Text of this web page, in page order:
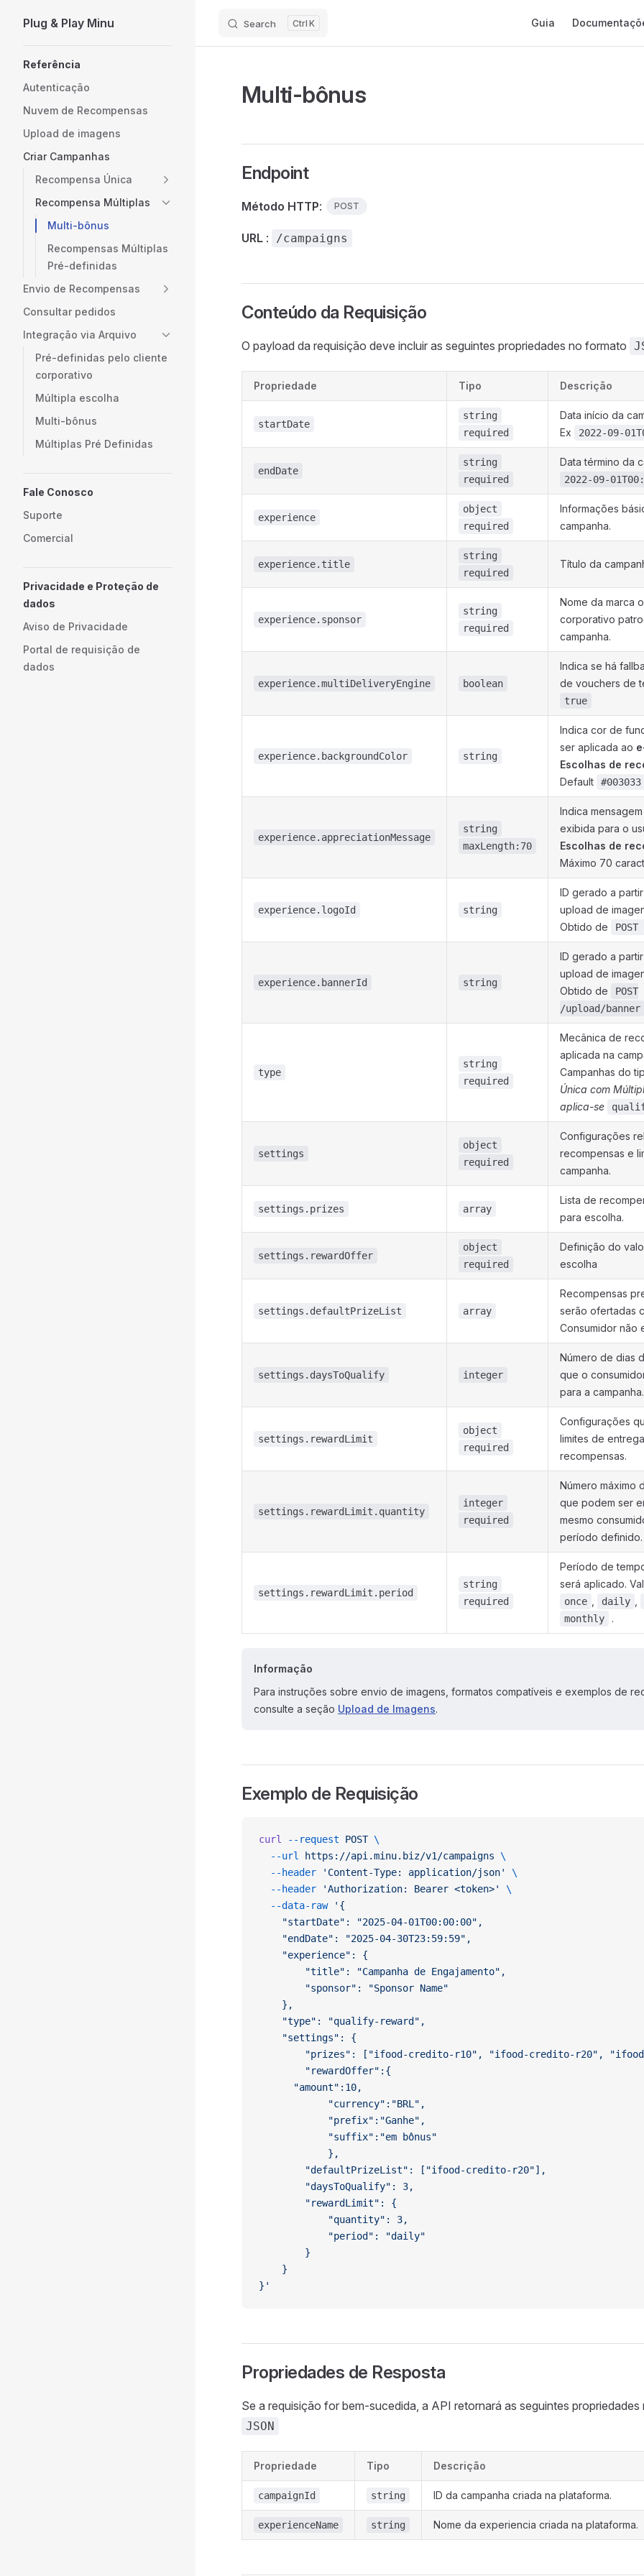
Skip to content
Plug & Play Minu Search K Guia
Referência
Autenticação
Nuvem de Recompensas
Upload de imagens
Criar Campanhas
Recompensa Única
Recompensa Múltiplas
Multi-bônus
Recompensas Múltiplas
Pré-definidas
Envio de Recompensas
Consultar pedidos
Integração via Arquivo
Pré-definidas pelo cliente
corporativo
Múltipla escolha
Multi-bônus
Múltiplas Pré Definidas
Fale Conosco
Suporte
Comercial
Privacidade e Proteção de
dados
Aviso de Privacidade
Portal de requisição de
dados
Multi-bônus
Endpoint
Método HTTP: POST
URL : /campaigns
Conteúdo da Requisição
O payload da requisição deve incluir as seguintes propriedades no formato
Propriedade Tipo Descrição
startDate
string
required
Data início da
Ex
2022-09-
endDate
string
required
Data término da
2022-09-
experience
object
required
Informações
campanha.
experience.title
string
required
Título da
experience.sponsor
string
required
Nome da marca
corporativo
campanha.
experience.multiDeliveryEngine boolean
Indica se há
de vouchers de
true
experience.backgroundColor string
Indica cor de
ser aplicada ao
Escolhas de
Default
#003033
experience.appreciationMessage
string
maxLength:70
Indica
exibida para o
Escolhas de
Máximo 70
experience.logoId string
ID gerado a
upload de
Obtido de
experience.bannerId string
ID gerado a
upload de
Obtido de
POST
/upload/banner
type
string
required
Mecânica de
aplicada na
Campanhas do
Única com
aplica-se
settings
object
required
Configurações
recompensas e
campanha.
settings.prizes array
Lista de
para escolha.
settings.rewardOffer
object
required
Definição do
escolha
settings.defaultPrizeList array
Recompensas
serão ofertadas
Consumidor não
settings.daysToQualify integer
Número de dias
que o
para a campanha.
settings.rewardLimit
object
required
Configurações
limites de
recompensas.
settings.rewardLimit.quantity
integer
required
Número máximo
que podem ser
mesmo
período definido.
settings.rewardLimit.period
string
required
Período de
será aplicado.
once daily
monthly .
Informação
Para instruções sobre envio de imagens, formatos compatíveis e exemplos de
consulte a seção Upload de Imagens.
Exemplo de Requisição
curl --request POST \
  --url
https://api.minu.biz/v1/campaigns \
  --header
'Content-Type: application/json'
\
  --header
'Authorization: Bearer <token>'
\
  --data-raw
'{
	"startDate": "2025-04-01T00:00:00",
	"endDate": "2025-04-30T23:59:59",
	"experience": {
		"title": "Campanha de Engajamento",
		"sponsor": "Sponsor Name"
	},
	"type": "qualify-reward",
	"settings": {
"prizes": ["ifood-credito-r10", "ifood-credito-r20",
		"rewardOffer":{
      "amount":10,
			"currency":"BRL",
			"prefix":"Ganhe",
			"suffix":"em bônus"
			},
		"defaultPrizeList": ["ifood-credito-r20"],
		"daysToQualify": 3,
		"rewardLimit": {
			"quantity": 3,
			"period": "daily"
		}
	}
}'
Propriedades de Resposta
Se a requisição for bem-sucedida, a API retornará as seguintes
JSON
Propriedade Tipo Descrição
campaignId string ID da campanha criada na plataforma.
experienceName string Nome da experiencia criada na plataforma.